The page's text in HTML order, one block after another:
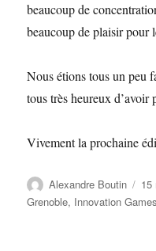
beaucoup de
beaucoup de plaisir pour
Nous étions tous un peu
tous très heureux d’avoir
Vivement la prochaine
Auteur
Alexandre Boutin
le
15
Grenoble, Innovation Games